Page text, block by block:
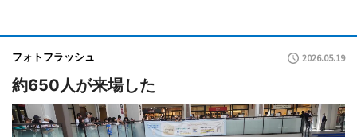
フォトフラッシュ 2026.05.19
約650人が来場した